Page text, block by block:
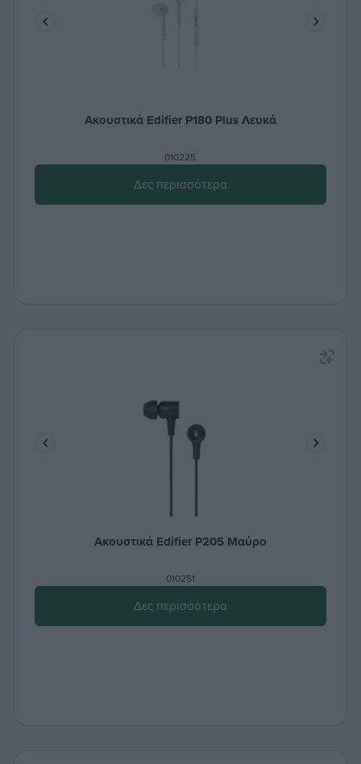
Ακουστικά Edifier P180 Plus Λευκά
010225
Δες περισσότερα
Ακουστικά Edifier P205 Μαύρο
010251
Δες περισσότερα